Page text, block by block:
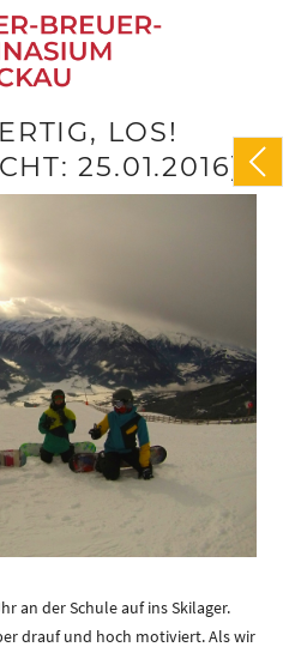
LOS!
25.01.2016)
an der Schule auf ins Skilager.
drauf und hoch motiviert. Als wir